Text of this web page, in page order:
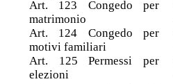
Art. 123 Congedo per
matrimonio
Art. 124 Congedo per
motivi familiari
Art. 125 Permessi per
elezioni